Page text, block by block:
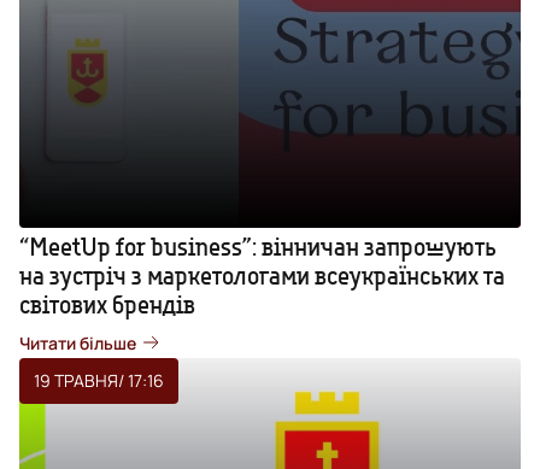
“MeetUp for business”: вінничан запрошують
на зустріч з маркетологами всеукраїнських та
світових брендів
Читати більше
19 ТРАВНЯ/ 17:16